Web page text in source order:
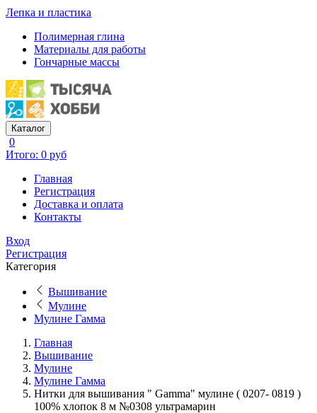
Лепка и пластика
Полимерная глина
Материалы для работы
Гончарные массы
Каталог
0
Итого: 0 руб
Главная
Регистрация
Доставка и оплата
Контакты
Вход
Регистрация
Категория
Вышивание
Мулине
Мулине Гамма
Главная
Вышивание
Мулине
Мулине Гамма
Нитки для вышивания " Gamma" мулине ( 0207- 0819 )
100% хлопок 8 м №0308 ультрамарин